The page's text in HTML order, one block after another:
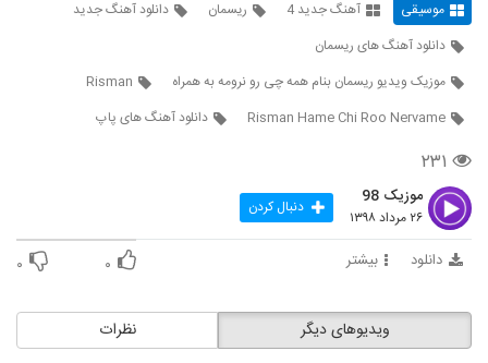
5710
۳۳۴ بازدید
(به همراه یاسین ترکی)
5713
دانلود آهنگ کنیس بچه شیر با مغز پیر (به
آهنگ من از دانیال هروی(پاپ)
۲۱۰ بازدید
موسیقی آهنگ جدید 4 ریسمان
دانلود آهنگ جدید
دانلود آهنگ های ریسمان
موزیک ویدیو ریسمان بنام همه چی رو نرومه به همراه
Risman
Risman Hame Chi Roo Nervame
دانلود آهنگ های پاپ
۲۳۱
موزیک 98
۲۶ مرداد ۱۳۹۸ دنبال کردن
دانلود بیشتر ۰ ۰
نظرات ویدیوهای دیگر